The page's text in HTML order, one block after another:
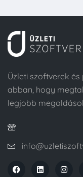
Üzleti szoftverek
abban, hogy
legjobb